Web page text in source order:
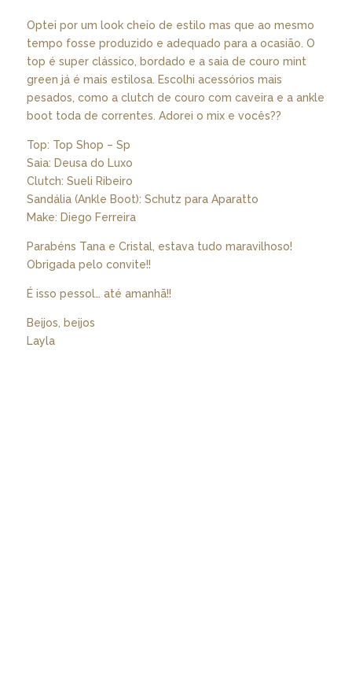
Optei por um look cheio de estilo mas que ao mesmo
tempo fosse produzido e adequado para a ocasião. O
top é super clássico, bordado e a saia de couro mint
green já é mais estilosa. Escolhi acessórios mais
pesados, como a clutch de couro com caveira e a ankle
boot toda de correntes. Adorei o mix e vocês??
Top: Top Shop – Sp
Saia: Deusa do Luxo
Clutch: Sueli Ribeiro
Sandália (Ankle Boot): Schutz para Aparatto
Make: Diego Ferreira
Parabéns Tana e Cristal, estava tudo maravilhoso!
Obrigada pelo convite!!
É isso pessol… até amanhã!!
Beijos, beijos
Layla